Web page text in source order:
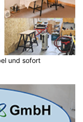
und sofort